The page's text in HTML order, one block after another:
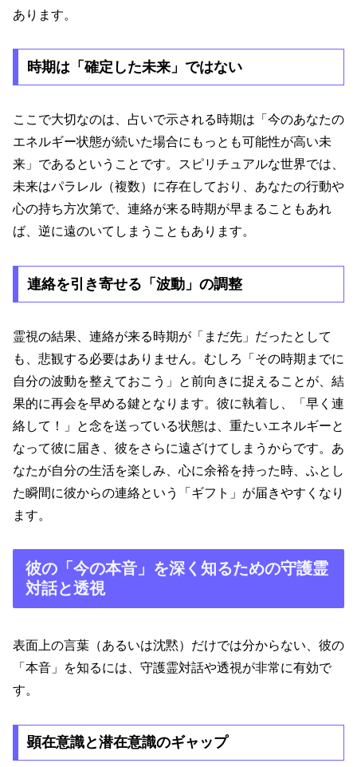
あります。
時期は「確定した未来」ではない
ここで大切なのは、占いで示される時期は「今のあなたの
エネルギー状態が続いた場合にもっとも可能性が高い未
来」であるということです。スピリチュアルな世界では、
未来はパラレル（複数）に存在しており、あなたの行動や
心の持ち方次第で、連絡が来る時期が早まることもあれ
ば、逆に遠のいてしまうこともあります。
連絡を引き寄せる「波動」の調整
霊視の結果、連絡が来る時期が「まだ先」だったとして
も、悲観する必要はありません。むしろ「その時期までに
自分の波動を整えておこう」と前向きに捉えることが、結
果的に再会を早める鍵となります。彼に執着し、「早く連
絡して！」と念を送っている状態は、重たいエネルギーと
なって彼に届き、彼をさらに遠ざけてしまうからです。あ
なたが自分の生活を楽しみ、心に余裕を持った時、ふとし
た瞬間に彼からの連絡という「ギフト」が届きやすくなり
ます。
彼の「今の本音」を深く知るための守護霊
対話と透視
表面上の言葉（あるいは沈黙）だけでは分からない、彼の
「本音」を知るには、守護霊対話や透視が非常に有効で
す。
顕在意識と潜在意識のギャップ